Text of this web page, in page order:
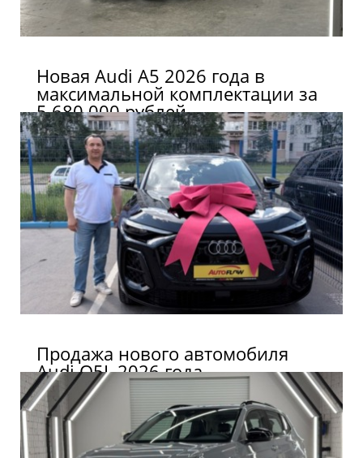
Новая Audi A5 2026 года в
максимальной комплектации за
5 680 000 рублей
Продажа нового автомобиля
Audi Q5L 2026 года